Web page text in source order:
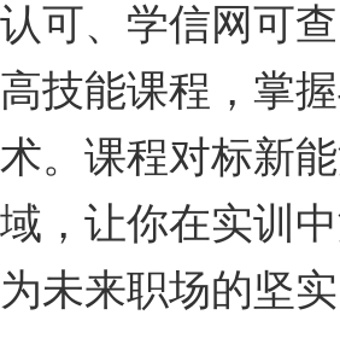
认可、学信网可
高技能课程，掌
术。课程对标新
域，让你在实训
为未来职场的坚实